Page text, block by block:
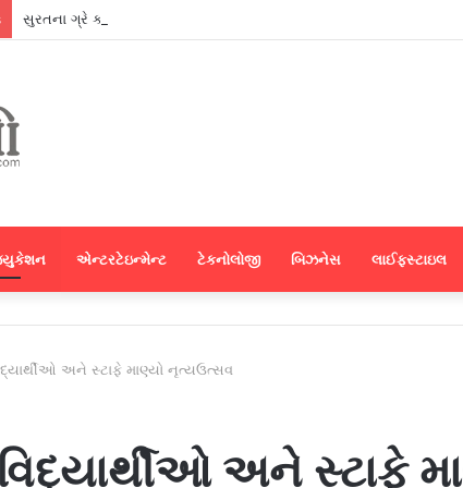
સુરતના ગ્રે કાપડના મેન્યુફેક્ચરર્સ કોઈપણ મધ્યસ્થી વગર સીધા જ
એન્ટરટેઇન્મેન્ટ ટેકનોલોજી બિઝનેસ લાઈફસ્ટાઇલ
અને સ્ટાફે માણ્યો નૃત્યઉત્સવ
અને સ્ટાફે